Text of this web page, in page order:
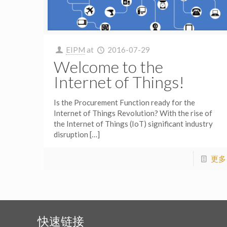
EIPM at 2016-07-29
Welcome to the
Internet of Things!
Is the Procurement Function ready for the
Internet of Things Revolution? With the rise of
the Internet of Things (IoT) significant industry
disruption […]
更多
快速链接